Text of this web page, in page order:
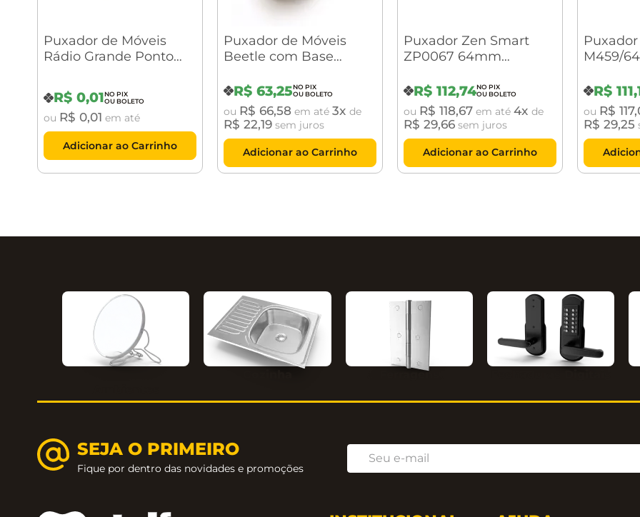
Puxador de Móveis
Rádio Grande Ponto
Zen Design
R$ 0,01
ou R$ 0,01 em até
Adicionar ao Carrinho
Puxador de Móveis
Beetle com Base
Zen Design
R$ 63,25
ou R$ 66,58 em até 3 de
R$ 22,19 sem juros
Adicionar ao Carrinho
Puxador Zen Smart
ZP0067 64mm
R$ 112,74
ou R$ 118,67 em até 4 de
R$ 29,66 sem juros
Adicionar ao Carrinho
M459/
R$ 111,
ou R$ 117,
R$ 29,25
Ferragens
SEJA O PRIMEIRO
Fique por dentro das novidades e promoções